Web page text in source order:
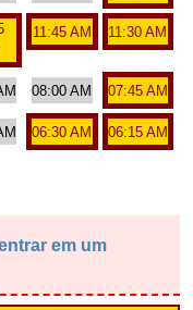
11:45 AM 11:30 AM
08:00 AM 07:45 AM
06:30 AM 06:15 AM
em um